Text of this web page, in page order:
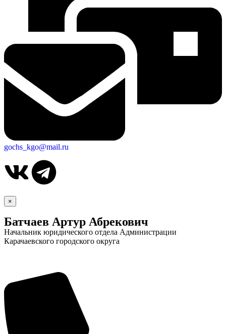
gochs_kgo@mail.ru
×
Батчаев Артур Абрекович
Начальник юридического отдела Администрации
Карачаевского городского округа